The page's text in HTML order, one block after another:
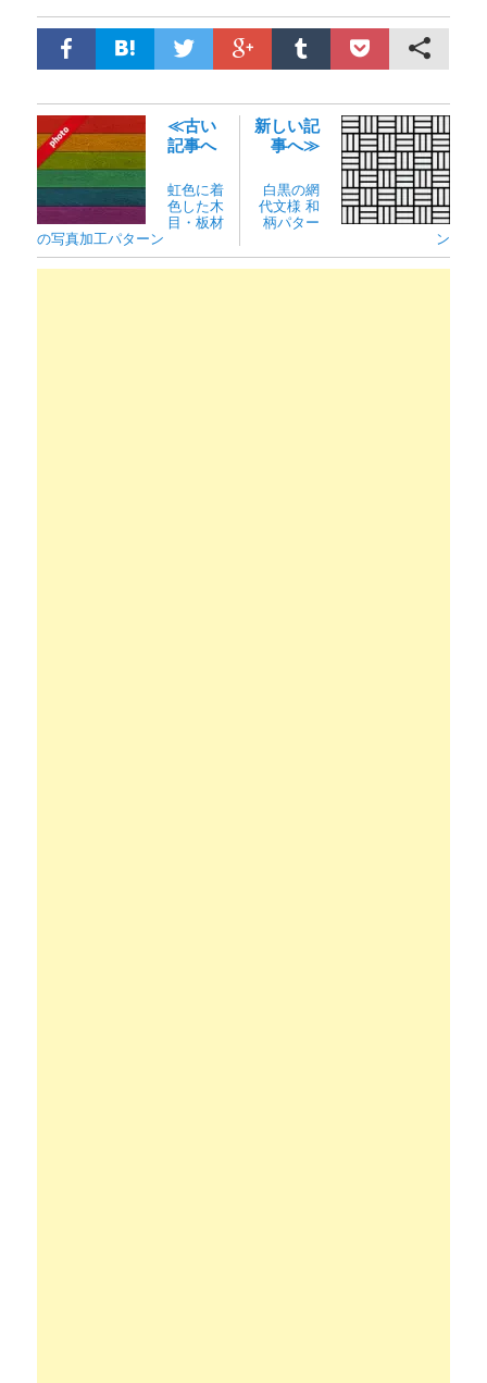
≪古い
記事へ
虹色に着
色した木
目・板材
の写真加工パターン
新しい記
事へ≫
白黒の網
代文様 和
柄パター
ン